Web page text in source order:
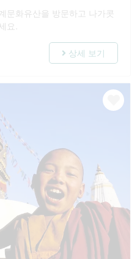
문화유산을 방문하고 나가콧
요.
상세 보기